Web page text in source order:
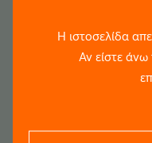
Η ιστοσελίδα
Αν είστε